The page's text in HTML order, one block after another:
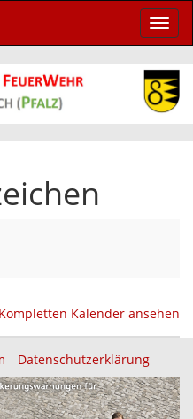
ein-/
Kompletten Kalender ansehen
Datenschutzerklärung